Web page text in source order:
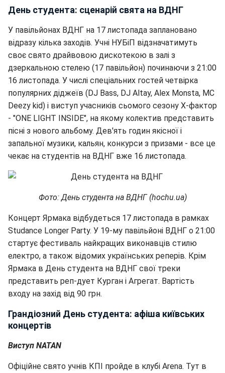
День студента: сценарій свята на ВДНГ
У павільйонах ВДНГ на 17 листопада заплановано
відразу кілька заходів. Учні НУБіП відзначатимуть
своє свято драйвовою дискотекою в залі з
дзеркальною стелею (17 павільйон) починаючи з 21:00
16 листопада. У числі спеціальних гостей четвірка
популярних діджеїв (DJ Bass, DJ Altay, Alex Monsta, MC
Deezy kid) і виступ учасників сьомого сезону Х-фактор
- "ONE LIGHT INSIDE", на якому колектив представить
пісні з нового альбому. Дев'ять годин якісної і
запальної музики, кальян, конкурси з призами - все це
чекає на студентів на ВДНГ вже 16 листопада.
Фото: День студента на ВДНГ (hochu.ua)
Концерт Ярмака відбудеться 17 листопада в рамках
Studance Longer Party. У 19-му павільйоні ВДНГ о 21:00
стартує фестиваль найкращих виконавців стилю
електро, а також відомих українських реперів. Крім
Ярмака в День студента на ВДНГ свої треки
представить реп-дует Курган і Агрегат. Вартість
входу на захід від 90 грн.
Грандіозний День студента: афіша київських
концертів
Виступ NATAN
Офіційне свято учнів КПІ пройде в клубі Arena. Тут в